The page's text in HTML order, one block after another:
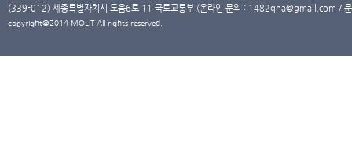
(339-012) 세종특별자치시 도움6로 11 국토교통부 (온라인 문의 : 1482qna@gmail.com /
copyright@2014 MOLIT All rights reserved.